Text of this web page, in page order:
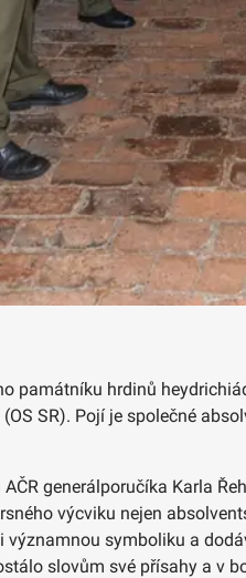
památníku hrdinů
SR). Pojí je společné
generálporučíka Karla
výcviku nejen
symboliku a
slovům své přísahy a v